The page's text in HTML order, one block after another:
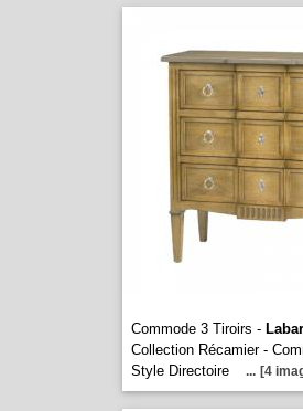
Commode 3 Tiroirs -
Collection Récamier -
Style Directoire
... [4